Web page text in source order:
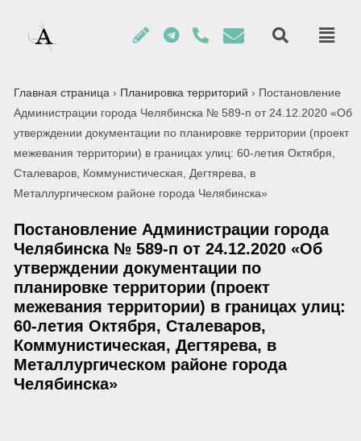
Главная страница › Планировка территорий › Постановление
Администрации города Челябинска № 589-п от 24.12.2020 «Об
утверждении документации по планировке территории (проект
межевания территории) в границах улиц: 60-летия Октября,
Сталеваров, Коммунистическая, Дегтярева, в
Металлургическом районе города Челябинска»
Постановление Администрации города
Челябинска № 589-п от 24.12.2020 «Об
утверждении документации по
планировке территории (проект
межевания территории) в границах улиц:
60-летия Октября, Сталеваров,
Коммунистическая, Дегтярева, в
Металлургическом районе города
Челябинска»